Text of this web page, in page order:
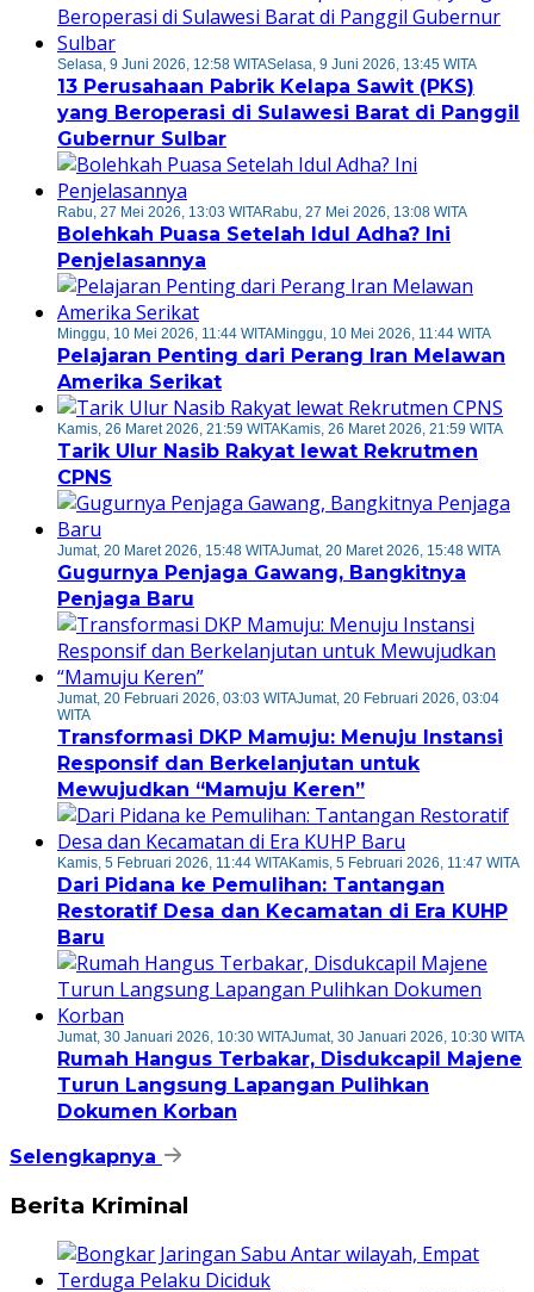
Selasa, 9 Juni 2026, 12:58 WITASelasa, 9 Juni 2026, 13:45 WITA
13 Perusahaan Pabrik Kelapa Sawit (PKS)
yang Beroperasi di Sulawesi Barat di Panggil
Gubernur Sulbar
Rabu, 27 Mei 2026, 13:03 WITARabu, 27 Mei 2026, 13:08 WITA
Bolehkah Puasa Setelah Idul Adha? Ini
Penjelasannya
Minggu, 10 Mei 2026, 11:44 WITAMinggu, 10 Mei 2026, 11:44 WITA
Pelajaran Penting dari Perang Iran Melawan
Amerika Serikat
Kamis, 26 Maret 2026, 21:59 WITAKamis, 26 Maret 2026, 21:59 WITA
Tarik Ulur Nasib Rakyat lewat Rekrutmen
CPNS
Jumat, 20 Maret 2026, 15:48 WITAJumat, 20 Maret 2026, 15:48 WITA
Gugurnya Penjaga Gawang, Bangkitnya
Penjaga Baru
Jumat, 20 Februari 2026, 03:03 WITAJumat, 20 Februari 2026, 03:04
WITA
Transformasi DKP Mamuju: Menuju Instansi
Responsif dan Berkelanjutan untuk
Mewujudkan “Mamuju Keren”
Kamis, 5 Februari 2026, 11:44 WITAKamis, 5 Februari 2026, 11:47 WITA
Dari Pidana ke Pemulihan: Tantangan
Restoratif Desa dan Kecamatan di Era KUHP
Baru
Jumat, 30 Januari 2026, 10:30 WITAJumat, 30 Januari 2026, 10:30 WITA
Rumah Hangus Terbakar, Disdukcapil Majene
Turun Langsung Lapangan Pulihkan
Dokumen Korban
Selengkapnya
Berita Kriminal